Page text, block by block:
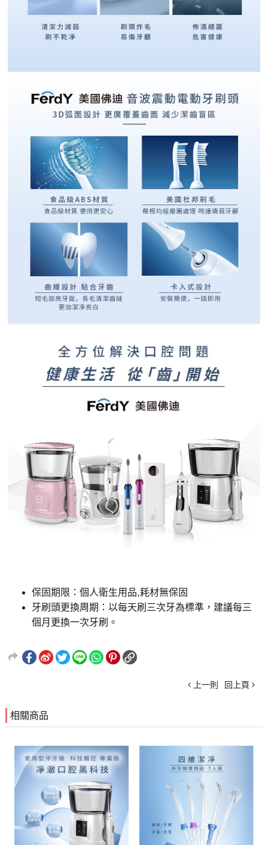
保固期限：個人衛生用品,耗材無保固
牙刷頭更換周期：以每天刷三次牙為標準，建議每三
個月更換一次牙刷。
上一則 回上頁
相關商品